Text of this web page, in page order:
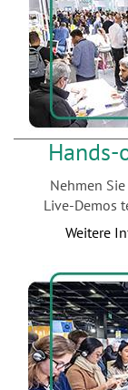
Nehmen
Live-Demos
Weitere